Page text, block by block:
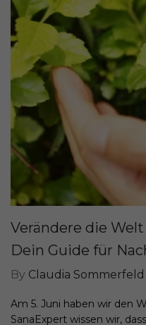
Verändere die
Dein Guide für
By Claudia Sommerfeld
Am 5. Juni haben wir den
SanaExpert wissen wir,